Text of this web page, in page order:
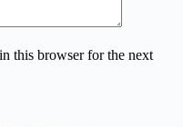
this browser for the next